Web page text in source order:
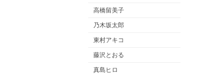
高橋留美子
乃木坂太郎
東村アキコ
藤沢とおる
真島ヒロ